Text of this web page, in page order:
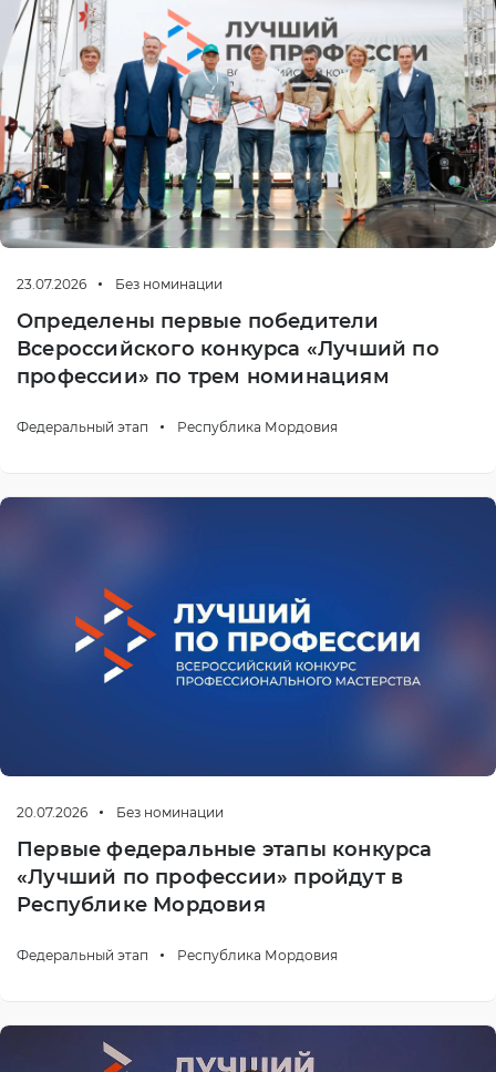
23.07.2026 Без номинации
Определены первые победители
Всероссийского конкурса «Лучший по
профессии» по трем номинациям
Федеральный этап Республика Мордовия
20.07.2026 Без номинации
Первые федеральные этапы конкурса
«Лучший по профессии» пройдут в
Республике Мордовия
Федеральный этап Республика Мордовия